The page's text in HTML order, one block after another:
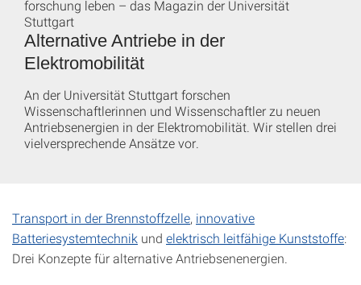
Alternative Antriebe in der
Elektromobilität
forschung leben – das Magazin der Universität
Stuttgart
An der Universität Stuttgart forschen
Wissenschaftlerinnen und Wissenschaftler zu neuen
Antriebsenergien in der Elektromobilität. Wir stellen drei
vielversprechende Ansätze vor.
Transport in der Brennstoffzelle, innovative
Batteriesystemtechnik und elektrisch leitfähige Kunststoffe:
Drei Konzepte für alternative Antriebsenenergien.